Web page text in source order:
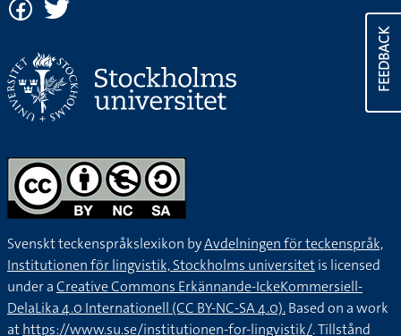
FEEDBACK
Svenskt teckenspråkslexikon byAvdelningen för teckenspråk,
Institutionen för lingvistik, Stockholms universitetis licensed
under aCreative Commons Erkännande-IckeKommersiell-
DelaLika 4.0 Internationell (CC BY-NC-SA 4.0).Based on a work
athttps://www.su.se/institutionen-for-lingvistik/. Tillstånd